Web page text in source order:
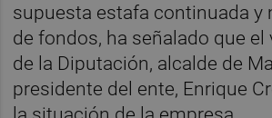
supuesta estafa continuada y
de fondos, ha señalado que
de la Diputación, alcalde de
presidente del ente, Enrique